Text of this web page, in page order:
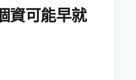
資可能早就